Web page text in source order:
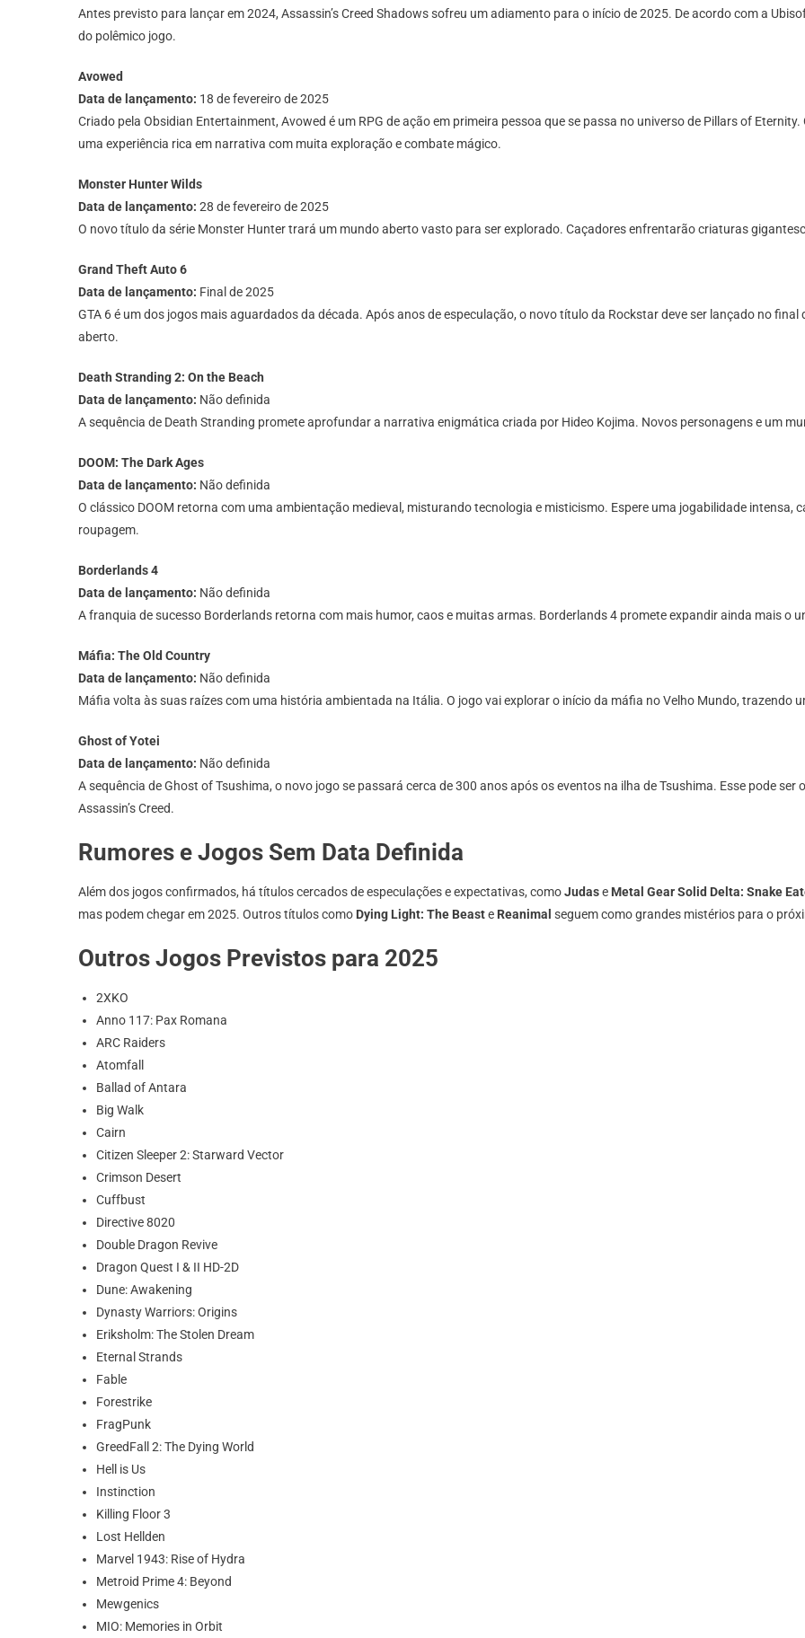
Antes previsto para lançar em 2024, Assassin’s Creed Shadows sofreu um adiamento para o início de 2025. De acordo com a
do polêmico jogo.
Avowed
Data de lançamento: 18 de fevereiro de 2025
Criado pela Obsidian Entertainment, Avowed é um RPG de ação em primeira pessoa que se passa no universo de Pillars of
uma experiência rica em narrativa com muita exploração e combate mágico.
Monster Hunter Wilds
Data de lançamento: 28 de fevereiro de 2025
O novo título da série Monster Hunter trará um mundo aberto vasto para ser explorado. Caçadores enfrentarão criaturas
Grand Theft Auto 6
Data de lançamento: Final de 2025
GTA 6 é um dos jogos mais aguardados da década. Após anos de especulação, o novo título da Rockstar deve ser lançado no
aberto.
Death Stranding 2: On the Beach
Data de lançamento: Não definida
A sequência de Death Stranding promete aprofundar a narrativa enigmática criada por Hideo Kojima. Novos personagens e um
DOOM: The Dark Ages
Data de lançamento: Não definida
O clássico DOOM retorna com uma ambientação medieval, misturando tecnologia e misticismo. Espere uma jogabilidade
roupagem.
Borderlands 4
Data de lançamento: Não definida
A franquia de sucesso Borderlands retorna com mais humor, caos e muitas armas. Borderlands 4 promete expandir ainda mais o
Máfia: The Old Country
Data de lançamento: Não definida
Máfia volta às suas raízes com uma história ambientada na Itália. O jogo vai explorar o início da máfia no Velho Mundo, trazendo
Ghost of Yotei
Data de lançamento: Não definida
A sequência de Ghost of Tsushima, o novo jogo se passará cerca de 300 anos após os eventos na ilha de Tsushima. Esse pode
Assassin’s Creed.
Rumores e Jogos Sem Data Definida
Além dos jogos confirmados, há títulos cercados de especulações e expectativas, comoJudase Metal Gear Solid Delta: Snake
mas podem chegar em 2025. Outros títulos como Dying Light: The Beaste Reanimal seguem como grandes mistérios para o
Outros Jogos Previstos para 2025
2XKO
Anno 117: Pax Romana
ARC Raiders
Atomfall
Ballad of Antara
Big Walk
Cairn
Citizen Sleeper 2: Starward Vector
Crimson Desert
Cuffbust
Directive 8020
Double Dragon Revive
Dragon Quest I & II HD-2D
Dune: Awakening
Dynasty Warriors: Origins
Eriksholm: The Stolen Dream
Eternal Strands
Fable
Forestrike
FragPunk
GreedFall 2: The Dying World
Hell is Us
Instinction
Killing Floor 3
Lost Hellden
Marvel 1943: Rise of Hydra
Metroid Prime 4: Beyond
Mewgenics
MIO: Memories in Orbit